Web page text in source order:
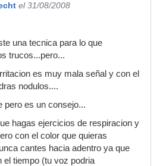
el 31/08/2008
una tecnica para lo que
trucos...pero...
es muy mala señal y con el
nodulos....
pero es un consejo...
hagas ejercicios de respiracion y
con el color que quieras
cantes hacia adentro ya que
el tiempo (tu voz podria